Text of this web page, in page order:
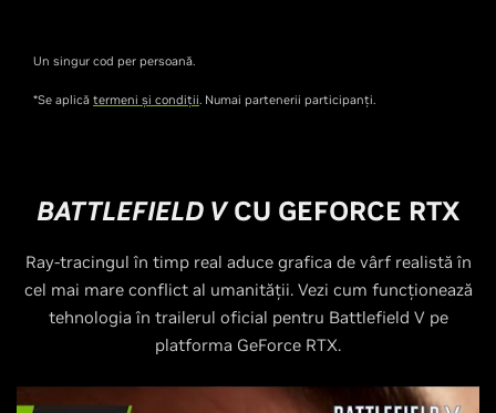
Un singur cod per persoană.
*Se aplică termeni și condiții. Numai partenerii participanți.
BATTLEFIELD VCU GEFORCE RTX
Ray-tracingul în timp real aduce grafica de vârf realistă în
cel mai mare conflict al umanității. Vezi cum funcționează
tehnologia în trailerul oficial pentru Battlefield V pe
platforma GeForce RTX.